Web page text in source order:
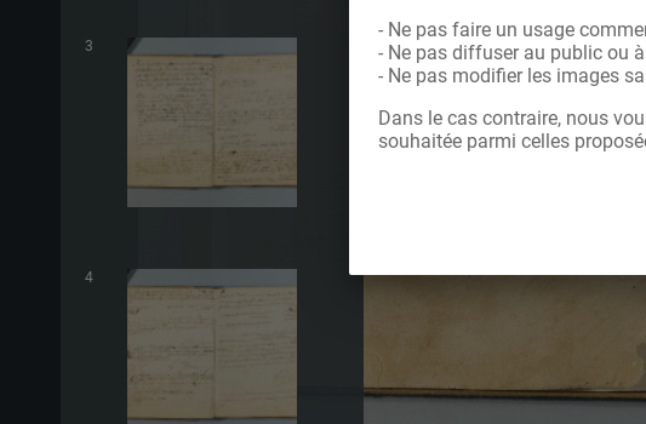
3
4
- Ne pas faire un usage
- Ne pas diffuser au public ou
- Ne pas modifier les images
Dans le cas contraire, nous
souhaitée parmi celles